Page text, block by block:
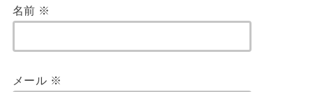
名前 ※
メール ※